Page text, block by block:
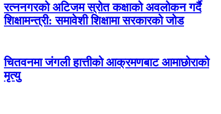
रत्ननगरको अटिजम स्रोत कक्षाको अवलोकन गर्दै
शिक्षामन्त्री: समावेशी शिक्षामा सरकारको जोड
चितवनमा जंगली हात्तीको आक्रमणबाट आमाछोराको
मृत्यु